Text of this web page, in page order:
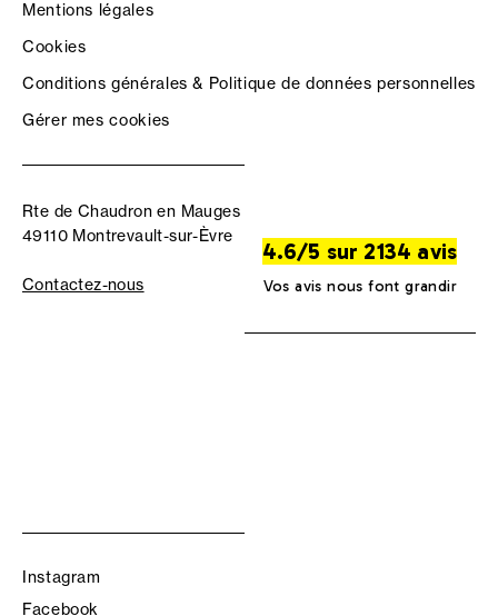
Mentions légales
Cookies
Conditions générales & Politique de données personnelles
Gérer mes cookies
Rte de Chaudron en Mauges
49110 Montrevault-sur-Èvre
Contactez-nous
4.6/5 sur 2134 avis
Vos avis nous font grandir
Instagram
Facebook